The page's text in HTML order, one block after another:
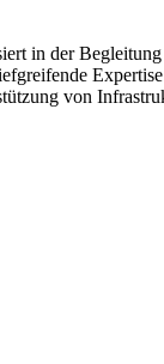
in der
von